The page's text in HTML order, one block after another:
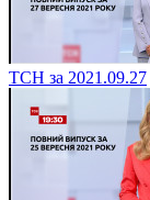
ТСН за 2021.09.27